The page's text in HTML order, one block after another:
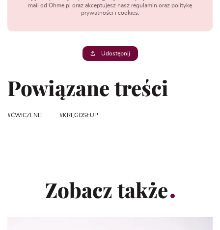
mail od Ohme.pl oraz akceptujesz nasz regulamin oraz politykę
prywatności i cookies.
Udostępnij
Powiązane treści
ĆWICZENIE KRĘGOSŁUP
Zobacz także